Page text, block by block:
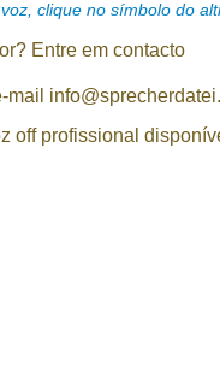
clique no símbolo do
Entre em contacto
mail
off profissional